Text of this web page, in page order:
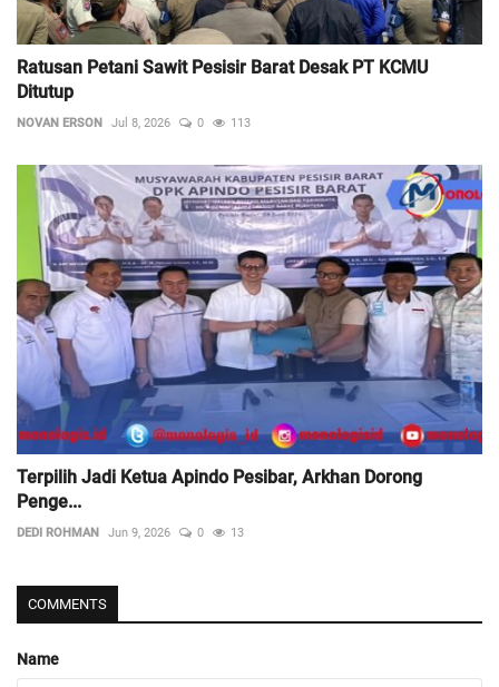
Ratusan Petani Sawit Pesisir Barat Desak PT KCMU
Ditutup
NOVAN ERSON Jul 8, 2026 0 113
Terpilih Jadi Ketua Apindo Pesibar, Arkhan Dorong
Penge...
DEDI ROHMAN Jun 9, 2026 0 13
COMMENTS
Name